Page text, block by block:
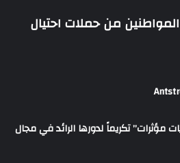
من حملات احتيال
مؤثرات” تكريماً لدورها الرائد في مجال